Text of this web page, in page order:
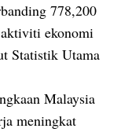
778,200
ekonomi
Statistik Utama
Malaysia
meningkat